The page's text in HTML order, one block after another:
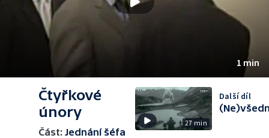
1 min
Čtyřkové
únory
Část: Jednání šéfa
27 min
Další díl